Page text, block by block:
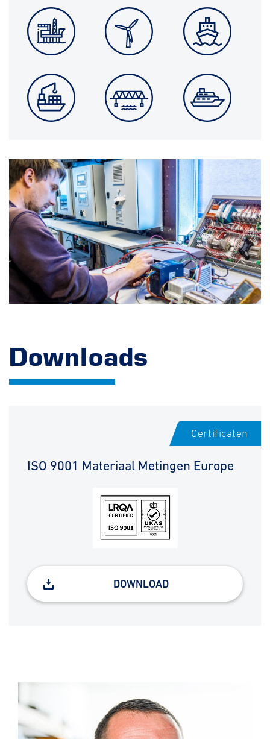
Downloads
Certificaten
ISO 9001 Materiaal Metingen Europe
DOWNLOAD